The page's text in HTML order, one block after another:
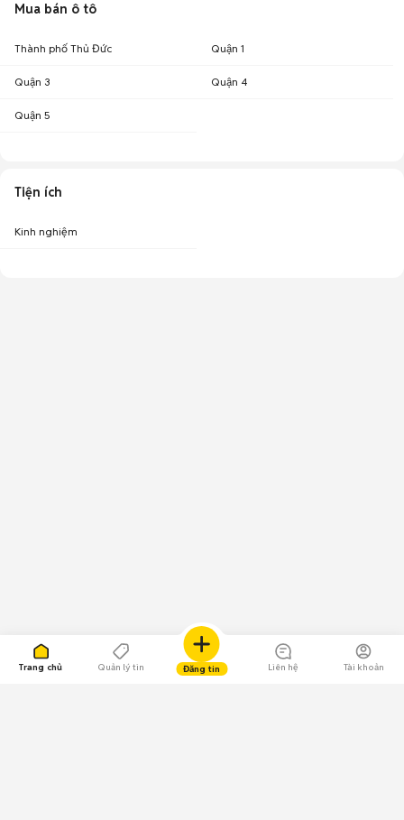
Trang chủ Quản lý tin Đăng tin Liên hệ Tài khoản
Mua bán ô tô
Thành phố Thủ Đức Quận 1
Quận 3 Quận 4
Quận 5
Tiện ích
Kinh nghiệm